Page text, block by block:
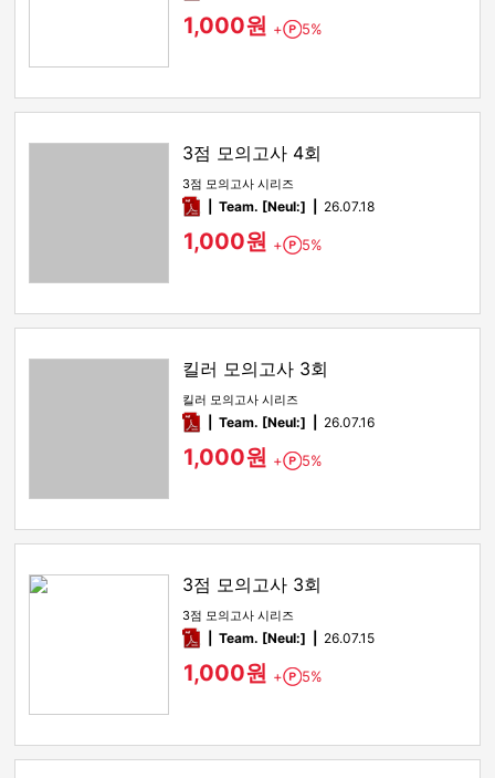
1,000원 + Point
5%
3점 모의고사 4회
3점 모의고사 시리즈
pdfTeam. [Neul:] 26.07.18
1,000원 + Point
5%
킬러 모의고사 3회
킬러 모의고사 시리즈
pdfTeam. [Neul:] 26.07.16
1,000원 + Point
5%
3점 모의고사 3회
3점 모의고사 시리즈
pdfTeam. [Neul:] 26.07.15
1,000원 + Point
5%